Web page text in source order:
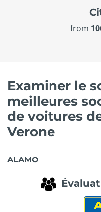
from
Examiner le
meilleures
de voitures
Verone
ALAMO